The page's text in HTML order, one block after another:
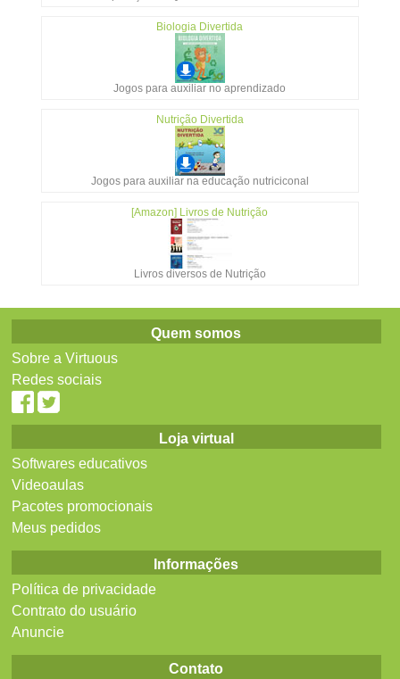
Biologia Divertida
Jogos para auxiliar no aprendizado
Nutrição Divertida
Jogos para auxiliar na educação nutriciconal
[Amazon] Livros de Nutrição
Livros diversos de Nutrição
Quem somos
Sobre a Virtuous
Redes sociais
Loja virtual
Softwares educativos
Videoaulas
Pacotes promocionais
Meus pedidos
Informações
Política de privacidade
Contrato do usuário
Anuncie
Contato